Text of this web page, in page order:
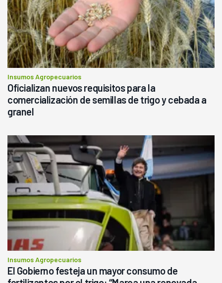
Insumos Agropecuarios
Oficializan nuevos requisitos para la
comercialización de semillas de trigo y cebada a
granel
Insumos Agropecuarios
El Gobierno festeja un mayor consumo de